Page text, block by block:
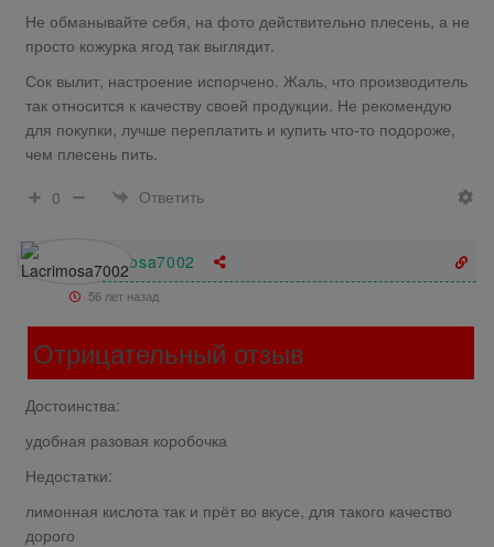
Не обманывайте себя, на фото действительно плесень, а не
просто кожурка ягод так выглядит.
Сок вылит, настроение испорчено. Жаль, что производитель
так относится к качеству своей продукции. Не рекомендую
для покупки, лучше переплатить и купить что-то подороже,
чем плесень пить.
0
Ответить
Lacrimosa7002
56 лет назад
Отрицательный отзыв
Достоинства:
удобная разовая коробочка
Недостатки:
лимонная кислота так и прёт во вкусе, для такого качество
дорого